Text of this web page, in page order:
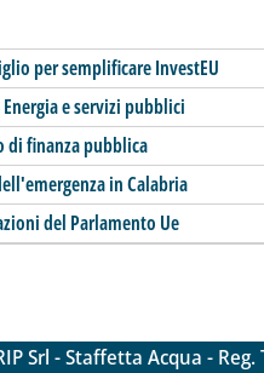
per semplificare InvestEU
e servizi pubblici
di finanza pubblica
in Calabria
del Parlamento Ue
Srl - Staffetta Acqua -